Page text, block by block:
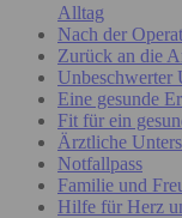
Alltag
Nach der
Zurück an die
Unbeschwerter
Eine gesunde
Fit für ein
Ärztliche
Notfallpass
Familie und
Hilfe für Herz